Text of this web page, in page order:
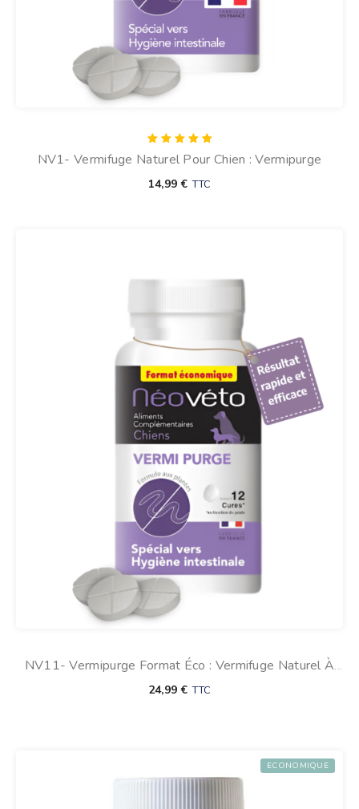
5.00
NV1- Vermifuge Naturel Pour Chien : Vermipurge
14,99€ TTC
NV11- Vermipurge Format Éco : Vermifuge Naturel À
Base D’ail Pour Chien
24,99€ TTC
ECONOMIQUE